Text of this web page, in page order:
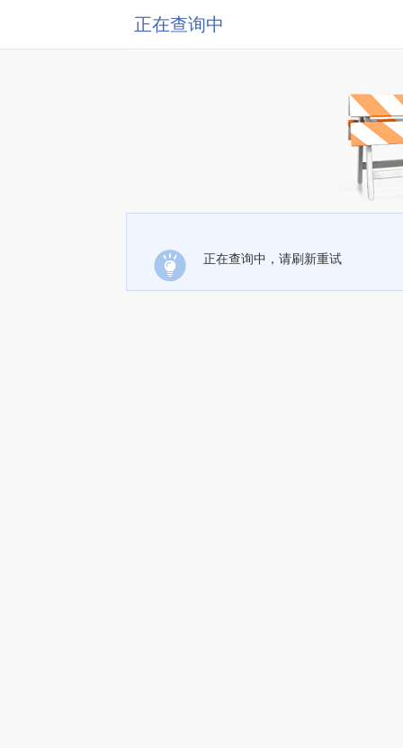
正在查询中
正在查询中，请刷新重试